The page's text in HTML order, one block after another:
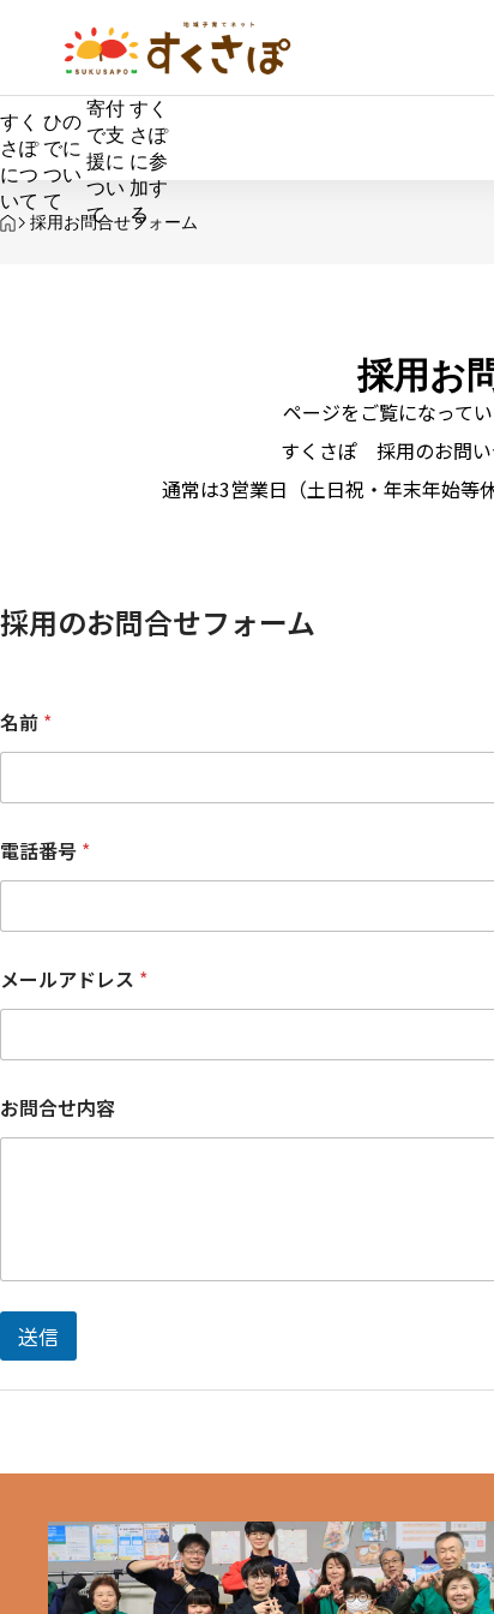
すく
さぽ
につ
いて
ひの
でに
つい
て
寄付
で支
援に
つい
て
すく
さぽ
に参
加す
る
HOME
採用お問合せフォーム
採用お
ページをご覧になって
すくさぽ 採用のお問い
通常は3営業日（土日祝・年末年始等
採用のお問合せフォーム
名前 *
電話番号 *
メールアドレス *
話
番
名
お問合せ内容
送信